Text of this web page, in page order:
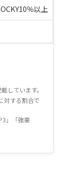
％以上
しています。
対する割合で
」「強豪